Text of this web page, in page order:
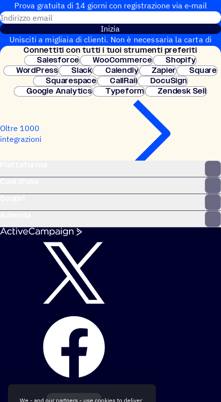
Prova gratuita di 14 giorni con regi­stra­zione via e‑mail
Inizia
Unisciti a migliaia di clienti. Non è necessaria la carta di
credito. Configurazione istantanea.
Connet­titi con tutti i tuoi strumenti preferiti
Salesforce
WooCommerce
Shopify
WordPress
Slack Calendly Zapier
Square
Squarespace
CallRail
DocuSign
Google Analytics
Typeform Zendesk Sell
Oltre 1000
integrazioni
We - and our partners - use cookies to deliver